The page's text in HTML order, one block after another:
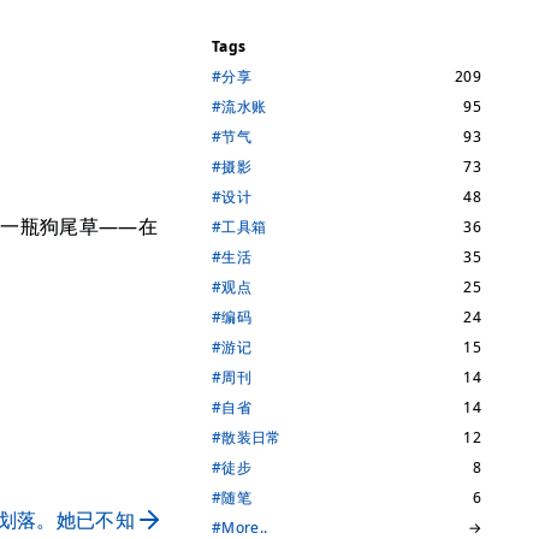
一瓶狗尾草——在
落。她已不知
Tags
#分享
209
#流水账
95
#节气
93
#摄影
73
#设计
48
#工具箱
36
#生活
35
#观点
25
#编码
24
#游记
15
#周刊
14
#自省
14
#散装日常
12
#徒步
8
#随笔
6
#More..
→